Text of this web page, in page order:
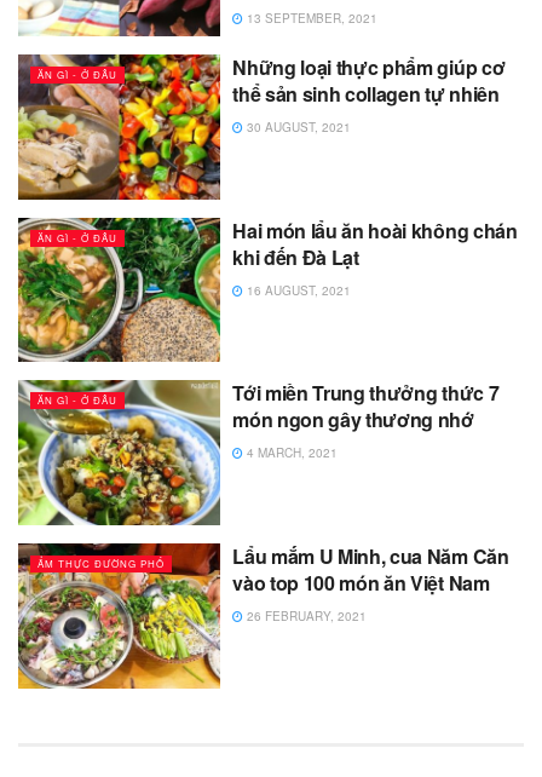
13 SEPTEMBER, 2021
ĂN GÌ - Ở ĐÂU
Những loại thực phẩm giúp cơ
thể sản sinh collagen tự nhiên
30 AUGUST, 2021
ĂN GÌ - Ở ĐÂU
Hai món lẩu ăn hoài không chán
khi đến Đà Lạt
16 AUGUST, 2021
ĂN GÌ - Ở ĐÂU
Tới miền Trung thưởng thức 7
món ngon gây thương nhớ
4 MARCH, 2021
ẨM THỰC ĐƯỜNG PHỐ
Lẩu mắm U Minh, cua Năm Căn
vào top 100 món ăn Việt Nam
26 FEBRUARY, 2021